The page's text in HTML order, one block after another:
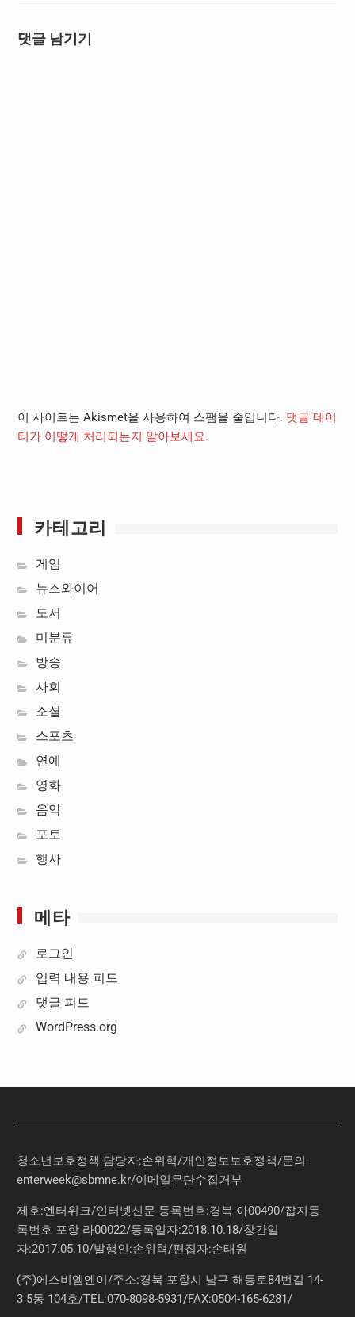
댓글 남기기
이 사이트는 Akismet을 사용하여 스팸을 줄입니다. 댓글 데이
터가 어떻게 처리되는지 알아보세요.
카테고리
게임
뉴스와이어
도서
미분류
방송
사회
소셜
스포츠
연예
영화
음악
포토
행사
메타
로그인
입력 내용 피드
댓글 피드
WordPress.org
청소년보호정책-담당자:손위혁/개인정보보호정책/문의-
enterweek@sbmne.kr/이메일무단수집거부
제호:엔터위크/인터넷신문 등록번호:경북 아00490/잡지등
록번호 포항 라00022/등록일자:2018.10.18/창간일
자:2017.05.10/발행인:손위혁/편집자:손태원
(주)에스비엠엔이/주소:경북 포항시 남구 해동로84번길 14-
3 5동 104호/TEL:070-8098-5931/FAX:0504-165-6281/